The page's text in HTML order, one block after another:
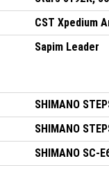
CST Xpedium
Sapim Leader
SHIMANO
SHIMANO
SHIMANO SC-